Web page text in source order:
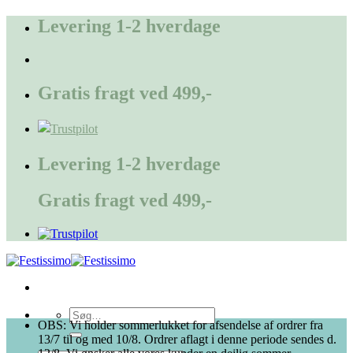
FortsætLevering 1-2 hverdage
Gratis fragt ved 499,-
Levering 1-2 hverdage
Gratis fragt ved 499,-
Søg
efter:
OBS: Vi holder sommerlukket for afsendelse af ordrer fra
13/7 til og med 10/8. Ordrer aflagt i denne periode sendes d.